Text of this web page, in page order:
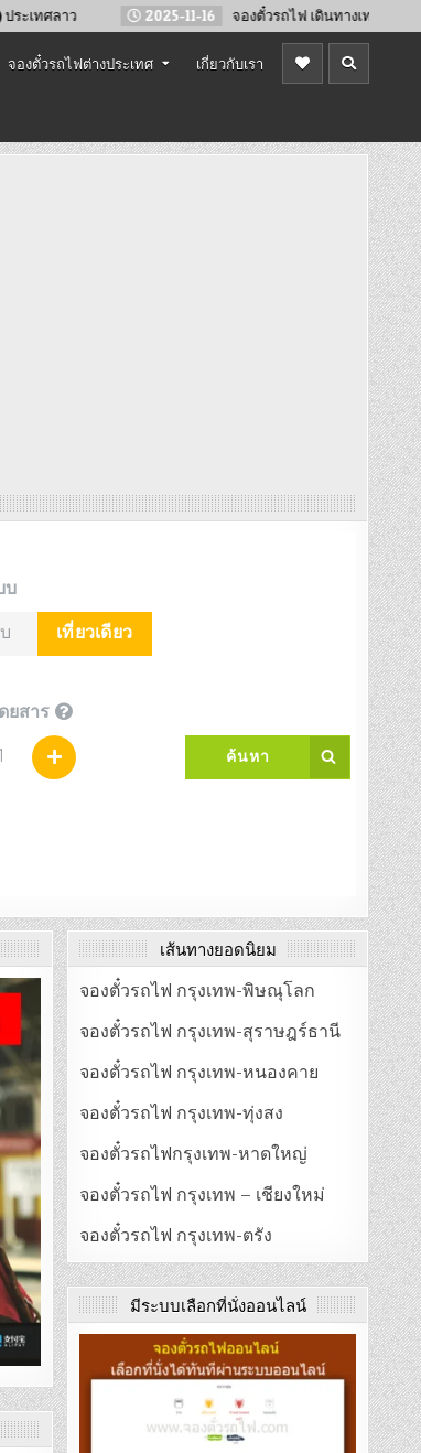
2025-11-16 จองตั๋วรถไฟ เดินทางเทศกาลปีใหม่ 2569
จองตั๋วรถไฟต่างประเทศ เกี่ยวกับเรา
เส้นทางยอดนิยม
จองตั๋วรถไฟ กรุงเทพ-พิษณุโลก
จองตั๋วรถไฟ กรุงเทพ-สุราษฎร์ธานี
จองตั๋วรถไฟ กรุงเทพ-หนองคาย
จองตั๋วรถไฟ กรุงเทพ-ทุ่งสง
จองตั๋วรถไฟกรุงเทพ-หาดใหญ่
จองตั๋วรถไฟ กรุงเทพ – เชียงใหม่
จองตั๋วรถไฟ กรุงเทพ-ตรัง
มีระบบเลือกที่นั่งออนไลน์